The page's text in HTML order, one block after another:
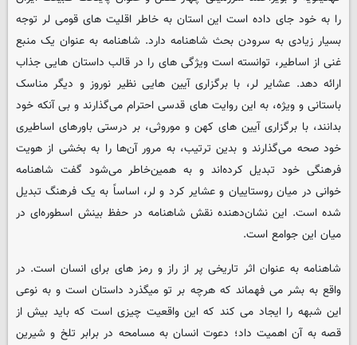
را به خود جای داده است این استان به خاطر اقلیت های قومی لر توجه
بسیار زیادی به سرودن بحث شاهنامه دارد. شاهنامه به‌ عنوان یک منبع
غنی از اساطیر، توانسته است ویژگی‌ های را در قالب داستان‌ هایی جذاب
ارائه دهد. عشایر لر، با برگزاری آیین‌ هایی نظیر نوروز و دیگر مناسک
باستانی و ویژه، به این روایت‌ های قدسی احترام می‌گذارند و بی‌ آنکه خود
بدانند، با برگزاری آیین‌ های کهن و موروثی، بر درستی باورهای اساطیری
خود صحه می‌گذارند و بدین ترتیب، به مرور آن‌ها را به بخشی از هویت
فرهنگی خود تبدیل کرده‌اند و به همین‌خاطر می‌شود گفت شاهنامه‌
خوانی در میان روستاییان و عشایر کرد و لر، اساساً به یک فرهنگ تبدیل
شده است. این نشان‌دهنده نقش شاهنامه در حفظ بینش اسطوره‌ای در
میان این جوامع است.
شاهنامه به عنوان اثر تاریخی پر از راز و رمز های برای انسان است. در
واقع به بشر می فهماند که هرچه بر تو میگذرد داستان است و به نوعی
این شبهه را ایجاد می کند که این واقعیت چیزی است که باید بیش از
قصه به آن اهمیت داد؛ دعوت انسان به مسامحه در برابر تلخ و شیرین